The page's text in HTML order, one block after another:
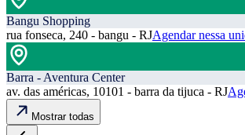
Bangu Shopping
rua fonseca, 240 - bangu - RJAgendar nessa
Barra - Aventura Center
av. das américas, 10101 - barra da tijuca - RJ
Mostrar todas